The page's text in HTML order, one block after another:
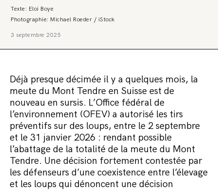
Texte: Eloi Boye
Photographie: Michael Roeder / iStock
3 septembre 2025
Déjà presque décimée il y a quelques mois, la
meute du Mont Tendre en Suisse est de
nouveau en sursis. L’Office fédéral de
l’environnement (OFEV) a autorisé les tirs
préventifs sur des loups, entre le 2 septembre
et le 31 janvier 2026 : rendant possible
l’abattage de la totalité de la meute du Mont
Tendre. Une décision fortement contestée par
les défenseurs d’une coexistence entre l’élevage
et les loups qui dénoncent une décision
🚨 L’heure est grave. Une
multinationale tente d’anéantir La
Relève et La Peste 🤯
attaque en justice. Vous savez comment cela s’appelle ?
Une procédure bâillon. Notre tort ? Avoir voulu protéger
l’anonymat d’un habitant inquiet pour sa santé. Et aujourd’hui elle
veut nous faire taire. Cette procédure bâillon vise à nous affaiblir et,
peut-être, à nous faire disparaître. Pour nous sauver, nous lançons
aujourd’hui une grande campagne de soutien avec un premier
objectif de vendre 2 000 livres en un mois.
Continuer de lire l’article
Commander le pack